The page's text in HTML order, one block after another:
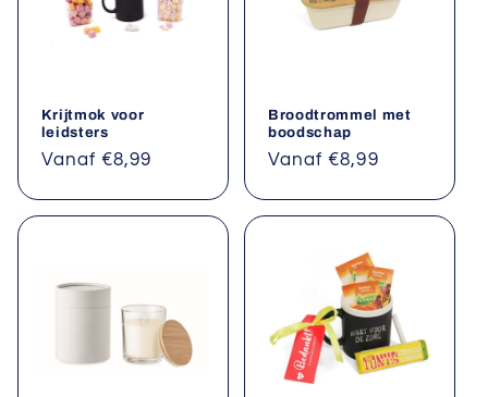
Krijtmok voor
leidsters
Normale
Vanaf €8,99
Broodtrommel met
boodschap
Normale
Vanaf €8,99